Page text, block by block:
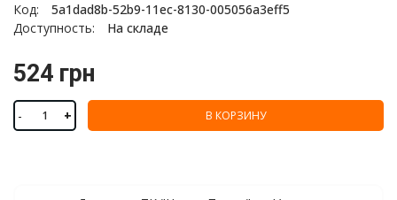
Код:
5a1dad8b-52b9-11ec-8130-005056a3eff5
Доступность:
На складе
524 грн
- + В КОРЗИНУ